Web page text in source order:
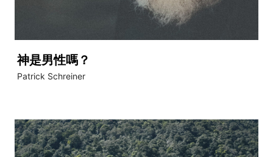
神是男性嗎？
​Patrick Schreiner